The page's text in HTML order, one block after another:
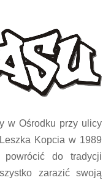
w Ośrodku przy ulicy
Kopcia w 1989
do tradycji
zarazić swoją